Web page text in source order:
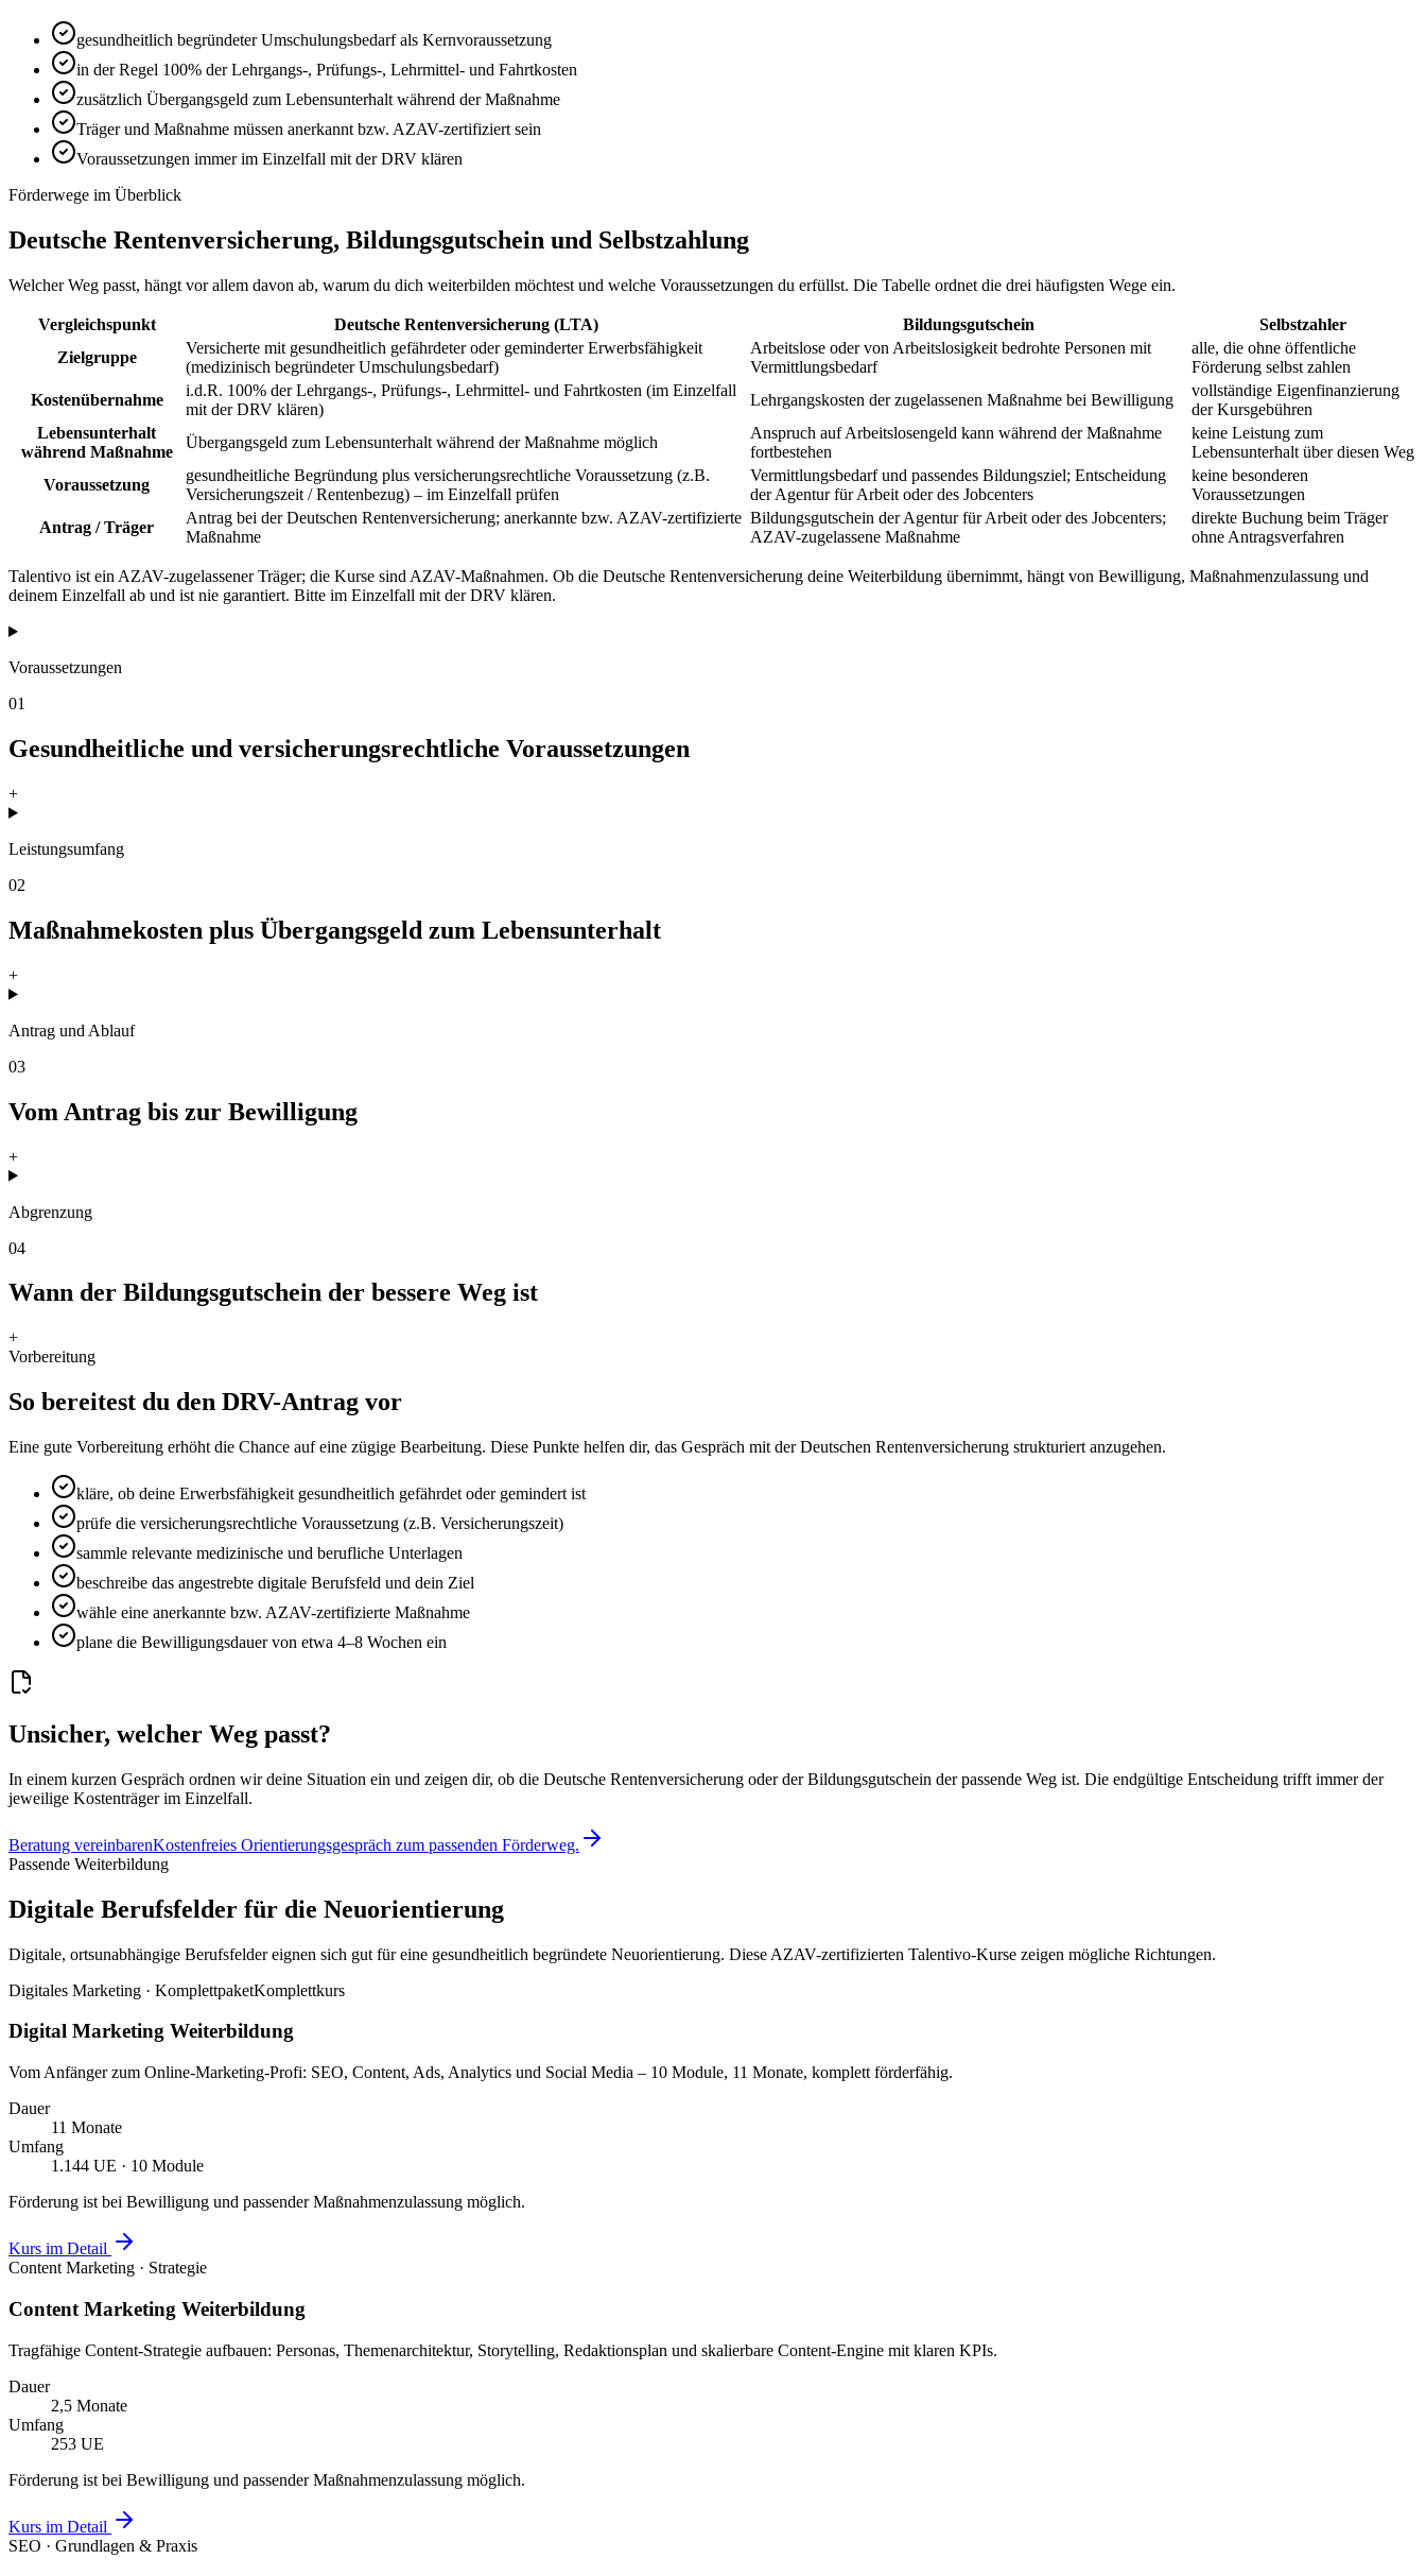
gesundheitlich begründeter Umschulungsbedarf als Kernvoraussetzung
in der Regel 100% der Lehrgangs-, Prüfungs-, Lehrmittel- und Fahrtkosten
zusätzlich Übergangsgeld zum Lebensunterhalt während der Maßnahme
Träger und Maßnahme müssen anerkannt bzw. AZAV-zertifiziert sein
Voraussetzungen immer im Einzelfall mit der DRV klären
Förderwege im Überblick
Deutsche Rentenversicherung, Bildungsgutschein und Selbstzahlung
Welcher Weg passt, hängt vor allem davon ab, warum du dich weiterbilden möchtest und welche Voraussetzungen du erfüllst. Die Tabelle ordnet die drei häufigsten Wege ein.
Vergleichspunkt Deutsche Rentenversicherung (LTA) Bildungsgutschein
Selbstzahler
Zielgruppe
Versicherte mit gesundheitlich gefährdeter oder geminderter Erwerbsfähigkeit
(medizinisch begründeter Umschulungsbedarf)
Arbeitslose oder von Arbeitslosigkeit bedrohte Personen mit
Vermittlungsbedarf
alle, die ohne öffentliche
Förderung selbst zahlen
Kostenübernahme
i.d.R. 100% der Lehrgangs-, Prüfungs-, Lehrmittel- und Fahrtkosten (im Einzelfall
mit der DRV klären)
Lehrgangskosten der zugelassenen Maßnahme bei Bewilligung
vollständige Eigenfinanzierung
der Kursgebühren
Lebensunterhalt
während Maßnahme
Übergangsgeld zum Lebensunterhalt während der Maßnahme möglich
Anspruch auf Arbeitslosengeld kann während der Maßnahme
fortbestehen
keine Leistung zum
Lebensunterhalt über diesen Weg
Voraussetzung
gesundheitliche Begründung plus versicherungsrechtliche Voraussetzung (z.B.
Versicherungszeit / Rentenbezug) – im Einzelfall prüfen
Vermittlungsbedarf und passendes Bildungsziel; Entscheidung
der Agentur für Arbeit oder des Jobcenters
keine besonderen
Voraussetzungen
Antrag / Träger
Antrag bei der Deutschen Rentenversicherung; anerkannte bzw. AZAV-zertifizierte
Maßnahme
Bildungsgutschein der Agentur für Arbeit oder des Jobcenters;
AZAV-zugelassene Maßnahme
direkte Buchung beim Träger
ohne Antragsverfahren
Talentivo ist ein AZAV-zugelassener Träger; die Kurse sind AZAV-Maßnahmen. Ob die Deutsche Rentenversicherung deine Weiterbildung übernimmt, hängt von Bewilligung, Maßnahmenzulassung und
deinem Einzelfall ab und ist nie garantiert. Bitte im Einzelfall mit der DRV klären.
Voraussetzungen
01
Gesundheitliche und versicherungsrechtliche Voraussetzungen
+
Leistungsumfang
02
Maßnahmekosten plus Übergangsgeld zum Lebensunterhalt
+
Antrag und Ablauf
03
Vom Antrag bis zur Bewilligung
+
Abgrenzung
04
Wann der Bildungsgutschein der bessere Weg ist
+
Vorbereitung
So bereitest du den DRV-Antrag vor
Eine gute Vorbereitung erhöht die Chance auf eine zügige Bearbeitung. Diese Punkte helfen dir, das Gespräch mit der Deutschen Rentenversicherung strukturiert anzugehen.
kläre, ob deine Erwerbsfähigkeit gesundheitlich gefährdet oder gemindert ist
prüfe die versicherungsrechtliche Voraussetzung (z.B. Versicherungszeit)
sammle relevante medizinische und berufliche Unterlagen
beschreibe das angestrebte digitale Berufsfeld und dein Ziel
wähle eine anerkannte bzw. AZAV-zertifizierte Maßnahme
plane die Bewilligungsdauer von etwa 4–8 Wochen ein
Unsicher, welcher Weg passt?
In einem kurzen Gespräch ordnen wir deine Situation ein und zeigen dir, ob die Deutsche Rentenversicherung oder der Bildungsgutschein der passende Weg ist. Die endgültige Entscheidung trifft immer der
jeweilige Kostenträger im Einzelfall.
Beratung vereinbarenKostenfreies Orientierungsgespräch zum passenden Förderweg.
Passende Weiterbildung
Digitale Berufsfelder für die Neuorientierung
Digitale, ortsunabhängige Berufsfelder eignen sich gut für eine gesundheitlich begründete Neuorientierung. Diese AZAV-zertifizierten Talentivo-Kurse zeigen mögliche Richtungen.
Digitales Marketing · KomplettpaketKomplettkurs
Digital Marketing Weiterbildung
Vom Anfänger zum Online-Marketing-Profi: SEO, Content, Ads, Analytics und Social Media – 10 Module, 11 Monate, komplett förderfähig.
Dauer
11 Monate
Umfang
1.144 UE · 10 Module
Förderung ist bei Bewilligung und passender Maßnahmenzulassung möglich.
Kurs im Detail
Content Marketing · Strategie
Content Marketing Weiterbildung
Tragfähige Content-Strategie aufbauen: Personas, Themenarchitektur, Storytelling, Redaktionsplan und skalierbare Content-Engine mit klaren KPIs.
Dauer
2,5 Monate
Umfang
253 UE
Förderung ist bei Bewilligung und passender Maßnahmenzulassung möglich.
Kurs im Detail
SEO · Grundlagen & Praxis